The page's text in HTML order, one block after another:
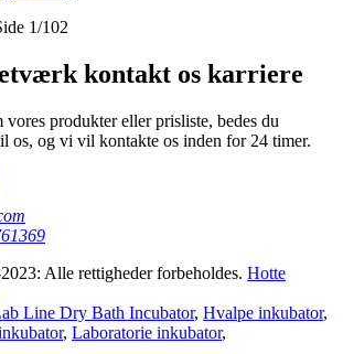
1/102
kontakt os karriere
vores produkter eller prisliste, bedes du
os, og vi vil kontakte os inden for 24 timer.
Alle rettigheder forbeholdes. Hotte
Line Dry Bath Incubator, Hvalpe inkubator,
, Laboratorie inkubator,